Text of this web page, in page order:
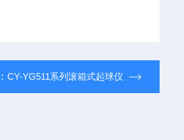
CY-YG511系列滚箱式起球仪